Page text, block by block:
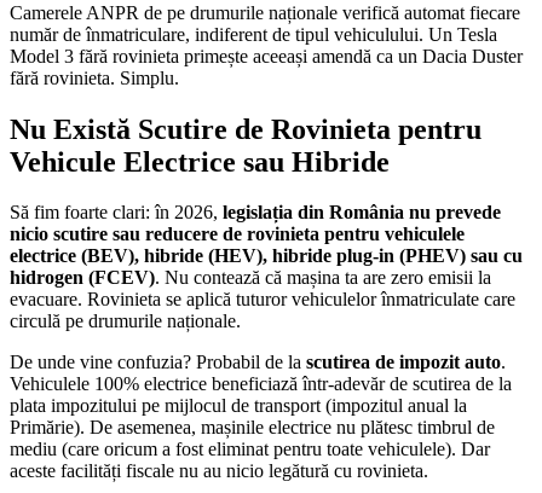
Camerele ANPR de pe drumurile naționale verifică automat fiecare
număr de înmatriculare, indiferent de tipul vehiculului. Un Tesla
Model 3 fără rovinieta primește aceeași amendă ca un Dacia Duster
fără rovinieta. Simplu.
Nu Există Scutire de Rovinieta pentru
Vehicule Electrice sau Hibride
Să fim foarte clari: în 2026, legislația din România nu prevede
nicio scutire sau reducere de rovinieta pentru vehiculele
electrice (BEV), hibride (HEV), hibride plug-in (PHEV) sau cu
hidrogen (FCEV). Nu contează că mașina ta are zero emisii la
evacuare. Rovinieta se aplică tuturor vehiculelor înmatriculate care
circulă pe drumurile naționale.
De unde vine confuzia? Probabil de la scutirea de impozit auto.
Vehiculele 100% electrice beneficiază într-adevăr de scutirea de la
plata impozitului pe mijlocul de transport (impozitul anual la
Primărie). De asemenea, mașinile electrice nu plătesc timbrul de
mediu (care oricum a fost eliminat pentru toate vehiculele). Dar
aceste facilități fiscale nu au nicio legătură cu rovinieta.